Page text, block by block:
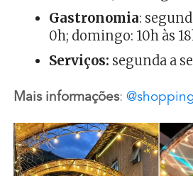
Gastronomia:
0h; domingo: 10h às
Serviços: segunda a
Mais informações: